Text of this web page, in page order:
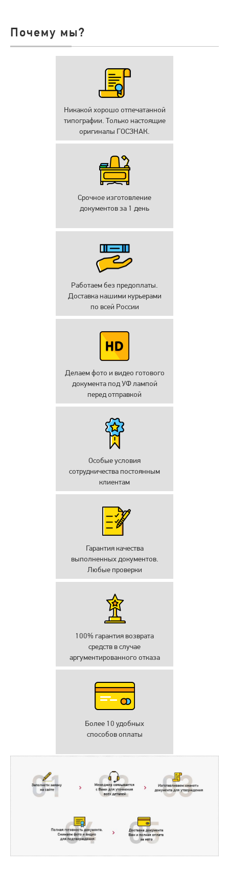
Почему мы?
Никакой хорошо отпечатанной
типографии. Только настоящие
оригиналы ГОСЗНАК.
Срочное изготовление
документов за 1 день
Работаем без предоплаты.
Доставка нашими курьерами
по всей России
Делаем фото и видео готового
документа под УФ лампой
перед отправкой
Особые условия
сотрудничества постоянным
клиентам
Гарантия качества
выполненных документов.
Любые проверки
100% гарантия возврата
средств в случае
аргументированного отказа
Более 10 удобных
способов оплаты